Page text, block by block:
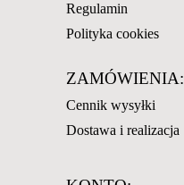
Regulamin
Polityka cookies
ZAMÓWIENIA:
Cennik wysyłki
Dostawa i realizacja